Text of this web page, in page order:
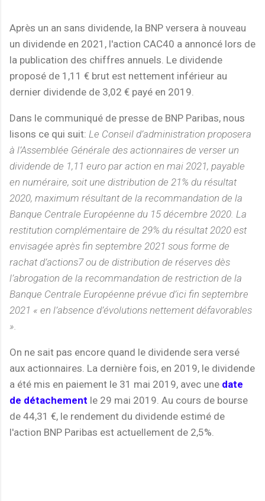
Après un an sans dividende, la BNP versera à nouveau
un dividende en 2021, l'action CAC40 a annoncé lors de
la publication des chiffres annuels. Le dividende
proposé de 1,11 € brut est nettement inférieur au
dernier dividende de 3,02 € payé en 2019.
Dans le communiqué de presse de BNP Paribas, nous
lisons ce qui suit: Le Conseil d’administration proposera
à l’Assemblée Générale des actionnaires de verser un
dividende de 1,11 euro par action en mai 2021, payable
en numéraire, soit une distribution de 21% du résultat
2020, maximum résultant de la recommandation de la
Banque Centrale Européenne du 15 décembre 2020. La
restitution complémentaire de 29% du résultat 2020 est
envisagée après fin septembre 2021 sous forme de
rachat d’actions7 ou de distribution de réserves dès
l’abrogation de la recommandation de restriction de la
Banque Centrale Européenne prévue d’ici fin septembre
2021 « en l’absence d’évolutions nettement défavorables
».
On ne sait pas encore quand le dividende sera versé
aux actionnaires. La dernière fois, en 2019, le dividende
a été mis en paiement le 31 mai 2019, avec une date
de détachement le 29 mai 2019. Au cours de bourse
de 44,31 €, le rendement du dividende estimé de
l'action BNP Paribas est actuellement de 2,5%.